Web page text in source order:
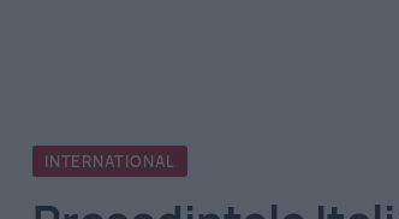
INTERNATIONAL